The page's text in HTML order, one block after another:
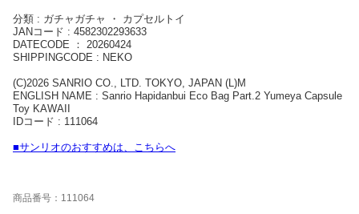
分類 : ガチャガチャ ・ カプセルトイ
JANコード : 4582302293633
DATECODE ： 20260424
SHIPPINGCODE : NEKO
(C)2026 SANRIO CO., LTD. TOKYO, JAPAN (L)M
ENGLISH NAME : Sanrio Hapidanbui Eco Bag Part.2 Yumeya Capsule
Toy KAWAII
IDコード : 111064
■サンリオのおすすめは、こちらへ
商品番号：111064